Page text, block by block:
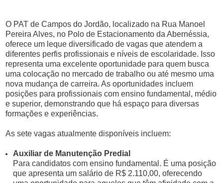
O PAT de Campos do Jordão, localizado na Rua Manoel
Pereira Alves, no Polo de Estacionamento da Abernéssia,
oferece um leque diversificado de vagas que atendem a
diferentes perfis profissionais e níveis de escolaridade. Isso
representa uma excelente oportunidade para quem busca
uma colocação no mercado de trabalho ou até mesmo uma
nova mudança de carreira. As oportunidades incluem
posições para profissionais com ensino fundamental, médio
e superior, demonstrando que há espaço para diversas
formações e experiências.
As sete vagas atualmente disponíveis incluem:
Auxiliar de Manutenção Predial
Para candidatos com ensino fundamental. É uma posição
que apresenta um salário de R$ 2.110,00, oferecendo